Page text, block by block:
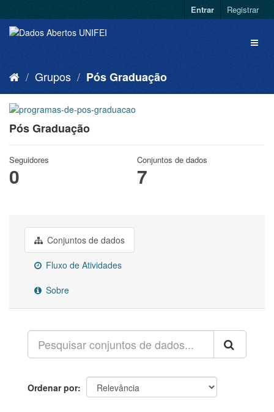
Entrar Registrar
Grupos Pós Graduação
Pós Graduação
Seguidores
0
Conjuntos de dados
7
Conjuntos de dados
Fluxo de Atividades
Sobre
Ordenar por